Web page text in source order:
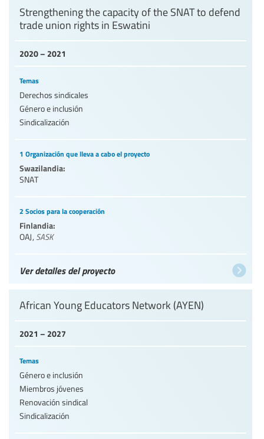
2020 – 2021
Strengthening the capacity of the SNAT to defend
trade union rights in Eswatini
Temas
Derechos sindicales
Género e inclusión
Sindicalización
1 Organización que lleva a cabo el proyecto
Swazilandia:
SNAT
2 Socios para la cooperación
Finlandia:
OAJ, SASK
Ver detalles del proyecto
2021 – 2027
African Young Educators Network (AYEN)
Temas
Género e inclusión
Miembros jóvenes
Renovación sindical
Sindicalización